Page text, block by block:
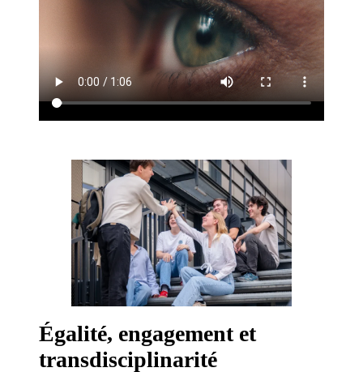
Égalité, engagement et
transdisciplinarité